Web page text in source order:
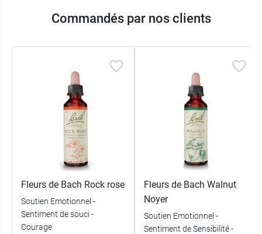
Commandés par nos clients
Fleurs de Bach Rock rose
Soutien Emotionnel -
Sentiment de souci -
Courage
Fleurs de Bach Walnut
Noyer
Soutien Emotionnel -
Sentiment de Sensibilité -